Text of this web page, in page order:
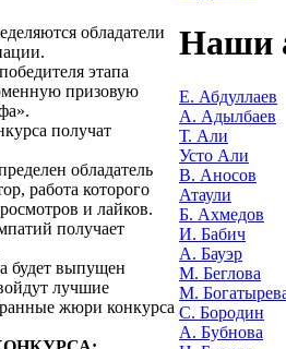
обладатели
этапа
призовую
получат
обладатель
работа которого
и лайков.
получает
будет выпущен
лучшие
жюри конкурса
Наши
Е. Абдуллаев
А. Адылбаев
Т. Али
Усто Али
В. Аносов
Атаули
Б. Ахмедов
И. Бабич
А. Бауэр
М. Беглова
М.
С. Бородин
А. Бубнова